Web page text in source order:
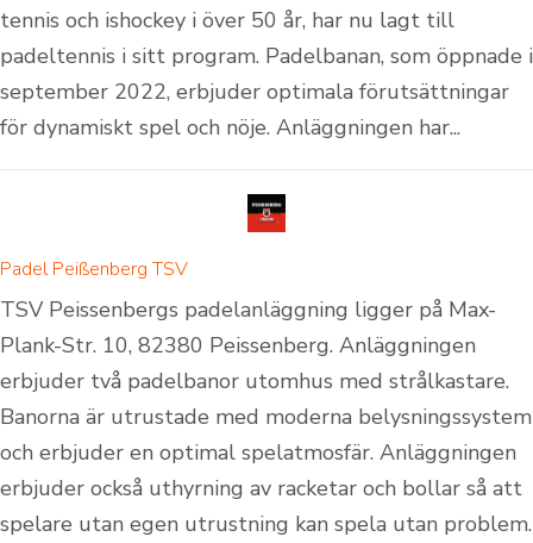
tennis och ishockey i över 50 år, har nu lagt till
padeltennis i sitt program. Padelbanan, som öppnade i
september 2022, erbjuder optimala förutsättningar
för dynamiskt spel och nöje. Anläggningen har...
Padel Peißenberg TSV
TSV Peissenbergs padelanläggning ligger på Max-
Plank-Str. 10, 82380 Peissenberg. Anläggningen
erbjuder två padelbanor utomhus med strålkastare.
Banorna är utrustade med moderna belysningssystem
och erbjuder en optimal spelatmosfär. Anläggningen
erbjuder också uthyrning av racketar och bollar så att
spelare utan egen utrustning kan spela utan problem.